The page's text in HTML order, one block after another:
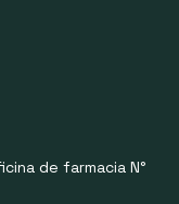
de farmacia N°